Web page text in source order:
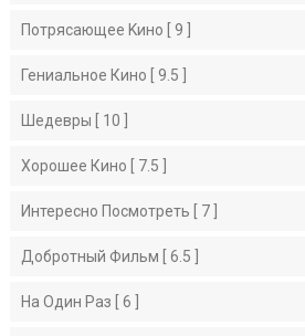
Потрясающее Kино [ 9 ]
Гениальное Кино [ 9.5 ]
Шедевры [ 10 ]
Хорошее Кино [ 7.5 ]
Интересно Посмотреть [ 7 ]
Добротный Фильм [ 6.5 ]
На Один Раз [ 6 ]